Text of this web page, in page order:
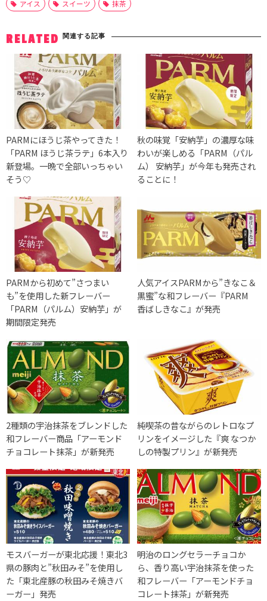
アイス スイーツ 抹茶
RELATED 関連する記事
PARMにほうじ茶やってきた！
「PARM ほうじ茶ラテ」6本入り
新登場。一晩で全部いっちゃい
そう♡
秋の味覚「安納芋」の濃厚な味
わいが楽しめる「PARM（パル
ム） 安納芋」が今年も発売され
ることに！
PARMから初めて”さつまい
も”を使用した新フレーバー
「PARM（パルム）安納芋」が
期間限定発売
人気アイスPARMから”きなこ＆
黒蜜”な和フレーバー『PARM
香ばしきなこ』が発売
2種類の宇治抹茶をブレンドした
和フレーバー商品「アーモンド
チョコレート抹茶」が新発売
純喫茶の昔ながらのレトロなプ
リンをイメージした『爽 なつか
しの特製プリン』が新発売
モスバーガーが東北応援！東北3
県の豚肉と”秋田みそ”を使用し
た「東北産豚の秋田みそ焼きバ
ーガー」発売
明治のロングセラーチョコか
ら、香り高い宇治抹茶を使った
和フレーバー「アーモンドチョ
コレート抹茶」が新発売